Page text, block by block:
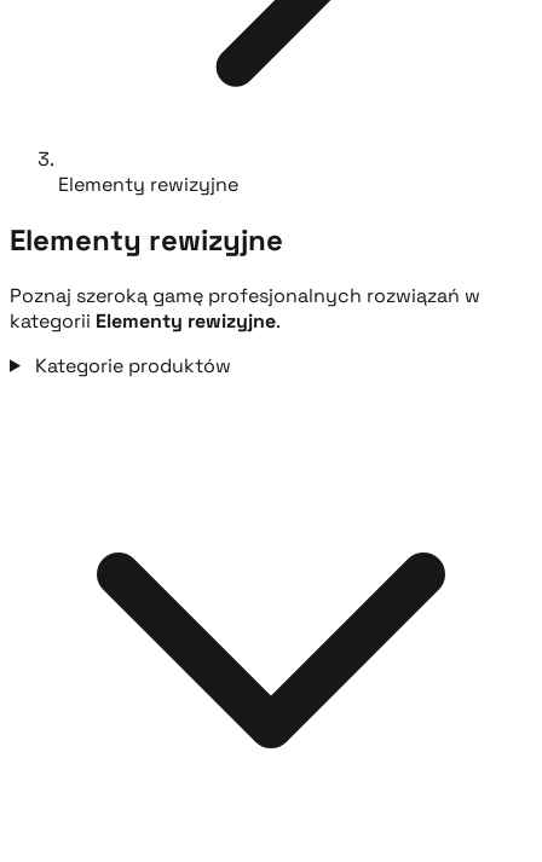
Elementy rewizyjne
Elementy rewizyjne
Poznaj szeroką gamę profesjonalnych rozwiązań w
kategorii Elementy rewizyjne.
Kategorie produktów